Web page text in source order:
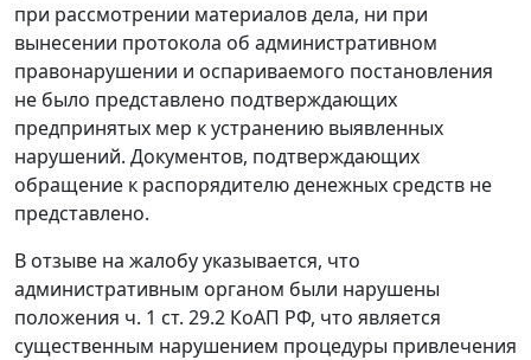
при рассмотрении материалов дела, ни при
вынесении протокола об административном
правонарушении и оспариваемого постановления
не было представлено подтверждающих
предпринятых мер к устранению выявленных
нарушений. Документов, подтверждающих
обращение к распорядителю денежных средств не
представлено.
В отзыве на жалобу указывается, что
административным органом были нарушены
положения ч. 1 ст. 29.2 КоАП РФ, что является
существенным нарушением процедуры привлечения